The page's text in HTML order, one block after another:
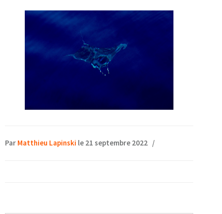
Par Matthieu Lapinski le 21 septembre 2022 /